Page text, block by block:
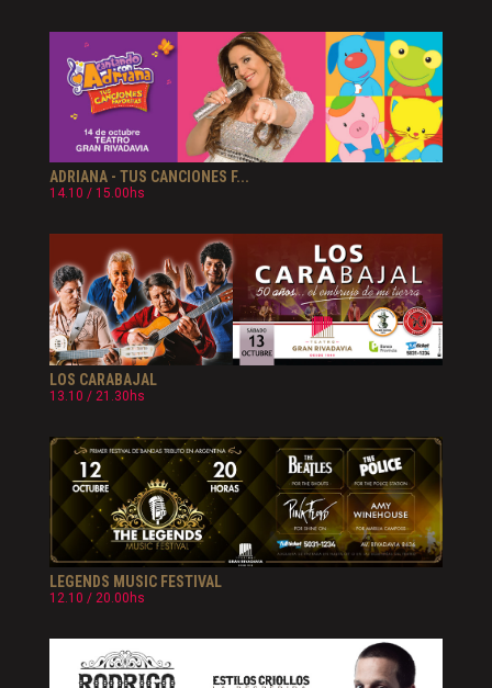
ADRIANA - TUS CANCIONES F...
14.10 / 15.00hs
LOS CARABAJAL
13.10 / 21.30hs
LEGENDS MUSIC FESTIVAL
12.10 / 20.00hs